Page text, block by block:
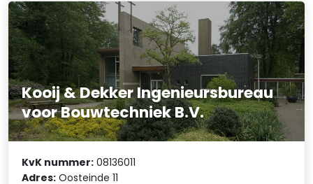
Kooij & Dekker Ingenieursbureau
voor Bouwtechniek B.V.
KvK nummer: 08136011
Adres: Oosteinde 11